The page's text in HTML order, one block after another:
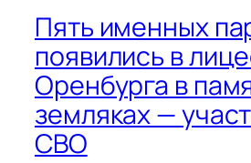
Пять именных
появились в
Оренбурга в
земляках —
СВО